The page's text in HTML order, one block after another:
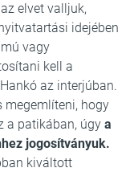
elvet valljuk,
idejében
vagy
kell a
az interjúban.
megemlíteni, hogy
a patikában, úgy a
jogosítványuk.
kiváltott